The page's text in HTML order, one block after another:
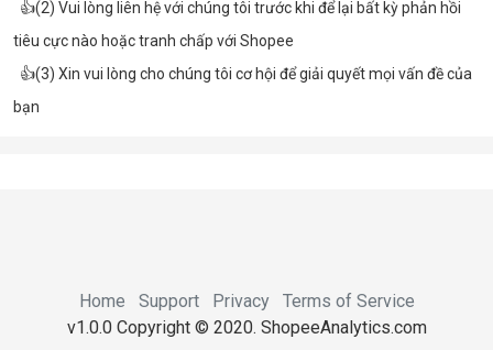
tiêu cực nào hoặc tranh chấp với Shopee
bạn
Home Support Privacy
Terms of Service
v1.0.0 Copyright © 2020. ShopeeAnalytics.com